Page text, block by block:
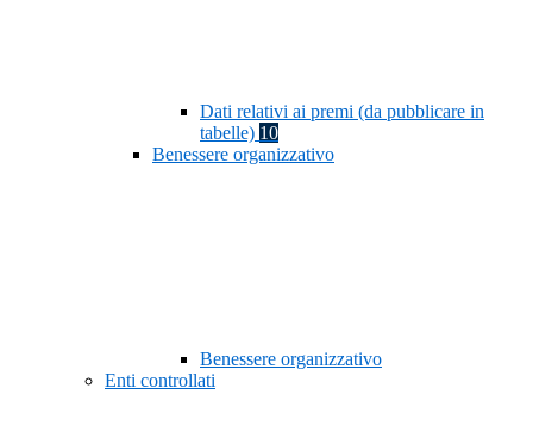
Dati relativi ai premi (da pubblicare in
tabelle) 10
Benessere organizzativo
Benessere organizzativo
Enti controllati